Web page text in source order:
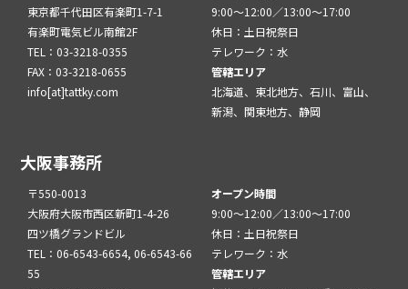
東京都千代田区有楽町1-7-1
有楽町電気ビル南館2F
TEL：03-3218-0355
FAX：03-3218-0655
info[at]tattky.com
9:00～12:00／13:00～17:00
休日：土日祝祭日
テレワーク：水
管轄エリア
北海道、東北地方、石川、富山、
新潟、関東地方、静岡
大阪事務所
〒550-0013
大阪府大阪市西区新町1-4-26
四ツ橋グランドビル
TEL：06-6543-6654, 06-6543-66
55
オープン時間
9:00～12:00／13:00～17:00
休日：土日祝祭日
テレワーク：水
管轄エリア